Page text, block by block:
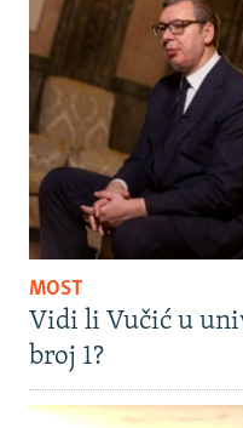
MOST
Vidi li Vučić u
broj 1?